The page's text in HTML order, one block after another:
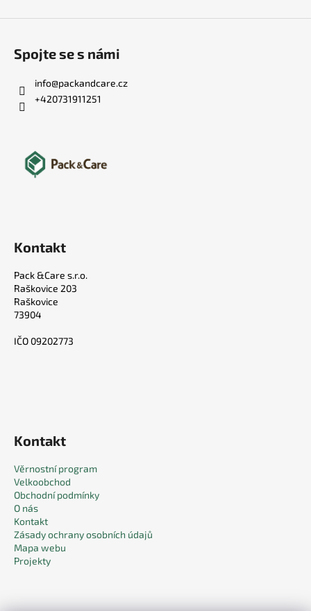
Spojte se s námi
info@packandcare.cz
+420731911251
Kontakt
Pack &Care s.r.o.
Raškovice 203
Raškovice
73904
IČO 09202773
Kontakt
Věrnostní program
Velkoobchod
Obchodní podmínky
O nás
Kontakt
Zásady ochrany osobních údajů
Mapa webu
Projekty